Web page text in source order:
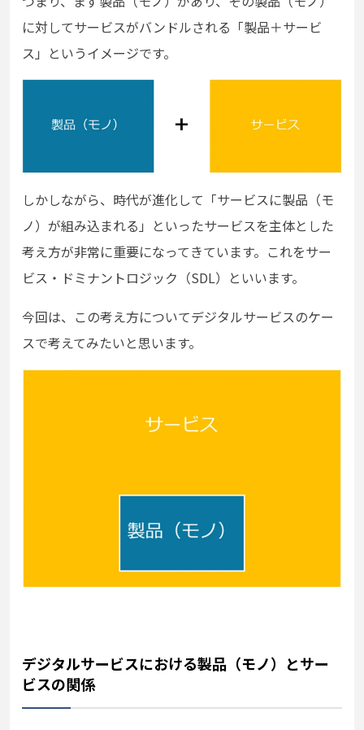
に対してサービスがバンドルされる「製品＋サービ
ス」というイメージです。
しかしながら、時代が進化して「サービスに製品（モ
ノ）が組み込まれる」といったサービスを主体とした
考え方が非常に重要になってきています。これをサー
ビス・ドミナントロジック（SDL）といいます。
今回は、この考え方についてデジタルサービスのケー
スで考えてみたいと思います。
デジタルサービスにおける製品（モノ）とサー
ビスの関係